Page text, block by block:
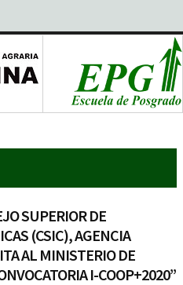
SUPERIOR DE
(CSIC), AGENCIA
AL MINISTERIO DE
I-COOP+2020”